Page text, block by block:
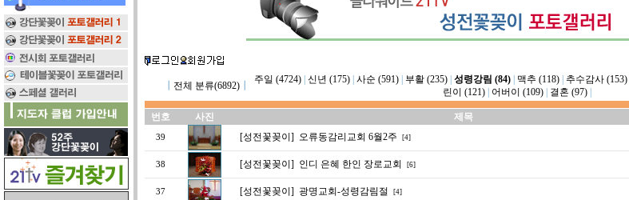
전체 분류(6892)┃
주일 (4724)| 신년 (175)| 사순 (591)| 부활 (235)| 성령강림 (84)| 맥추 (118)| 추수감사 (153)|
린이 (121)| 어버이 (109)| 결혼 (97)|
번호 사진 제목
39 [성전꽃꽂이] 오류동감리교회 6월2주 [4]
38 [성전꽃꽂이] 인디 은혜 한인 장로교회 [6]
37 [성전꽃꽂이] 광명교회-성령감림절 [4]